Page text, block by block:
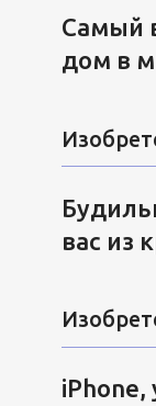
Самый
дом в
вас из